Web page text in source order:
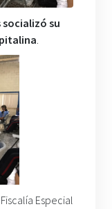
socializó su
Especial